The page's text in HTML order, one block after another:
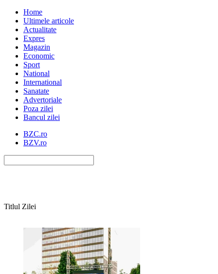
Home
Ultimele articole
Actualitate
Expres
Magazin
Economic
Sport
National
International
Sanatate
Advertoriale
Poza zilei
Bancul zilei
BZC.ro
BZV.ro
Titlul Zilei